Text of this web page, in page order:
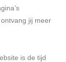
jij meer
is de tijd